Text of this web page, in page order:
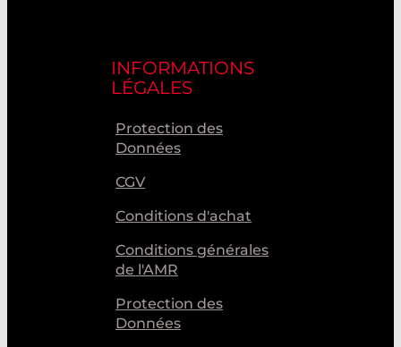
INFORMATIONS
LÉGALES
Protection des
Données
CGV
Conditions d'achat
Conditions générales
de l'AMR
Protection des
Données